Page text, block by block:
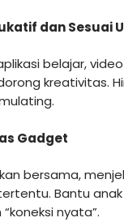
dan Sesuai
belajar,
kreativitas.
Gadget
bersama,
Bantu
nyata”.